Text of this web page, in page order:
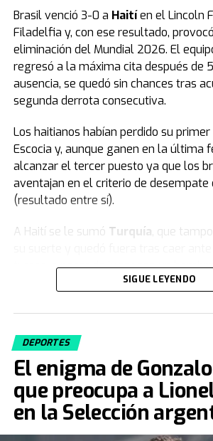
Brasil venció 3-0 a Haitíen el Lincoln
Filadelfia y, con ese resultado,
eliminación del Mundial 2026. El
regresó a la máxima cita después de
ausencia, se quedó sin chances tras
segunda derrota consecutiva.
Los haitianos habían perdido su
Escocia y, aunque ganen en la última
alcanzar el tercer puesto ya que los
aventajan en el criterio de desempate
(resultado entre sí).
A Haití se le sumó Turquía , que
turcos, a pesar de jugar con un
lograron dar vuelta el resultado y
Mundo.
Fuente: TN
SIGUE LEYENDO
DEPORTES
El enigma de
que preocupa a
en la Selección